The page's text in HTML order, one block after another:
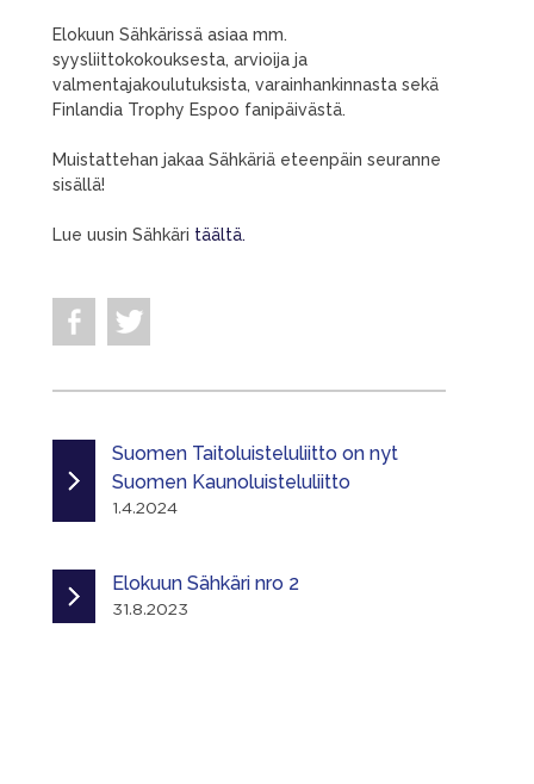
Elokuun Sähkärissä asiaa mm.
syysliittokokouksesta, arvioija ja
valmentajakoulutuksista, varainhankinnasta sekä
Finlandia Trophy Espoo fanipäivästä.
Muistattehan jakaa Sähkäriä eteenpäin seuranne
sisällä!
Lue uusin Sähkäri täältä.
Suomen Taitoluisteluliitto on nyt
Suomen Kaunoluisteluliitto
1.4.2024
Elokuun Sähkäri nro 2
31.8.2023